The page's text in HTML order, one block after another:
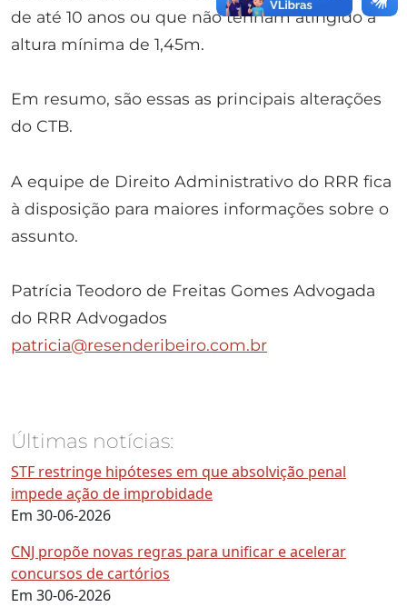
de até 10 anos ou que não tenham atingido a
altura mínima de 1,45m.
Em resumo, são essas as principais alterações
do CTB.
A equipe de Direito Administrativo do RRR fica
à disposição para maiores informações sobre o
assunto.
Patrícia Teodoro de Freitas Gomes Advogada
do RRR Advogados
patricia@resenderibeiro.com.br
Últimas notícias:
STF restringe hipóteses em que absolvição penal
impede ação de improbidade
Em 30-06-2026
CNJ propõe novas regras para unificar e acelerar
concursos de cartórios
Em 30-06-2026